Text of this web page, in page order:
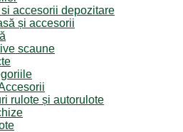
accesorii depozitare
și accesorii
scaune
rulote și autorulote